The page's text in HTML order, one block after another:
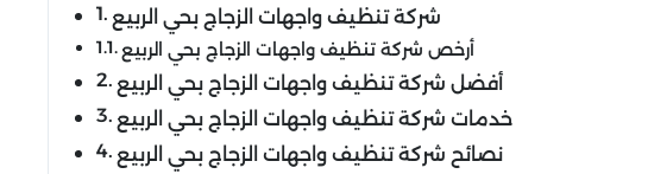
شركة تنظيف واجهات الزجاج بحي الربيع
أرخص شركة تنظيف واجهات الزجاج بحي الربيع
أفضل شركة تنظيف واجهات الزجاج بحي الربيع
خدمات شركة تنظيف واجهات الزجاج بحي الربيع
نصائح شركة تنظيف واجهات الزجاج بحي الربيع